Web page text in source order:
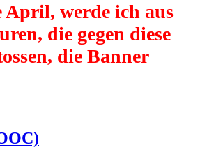
April, werde ich aus
die gegen diese
die Banner